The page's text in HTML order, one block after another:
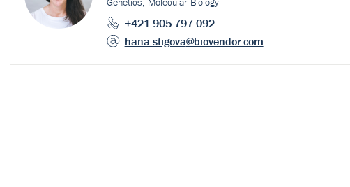
+421 905 797 092
hana.stigova@biovendor.com